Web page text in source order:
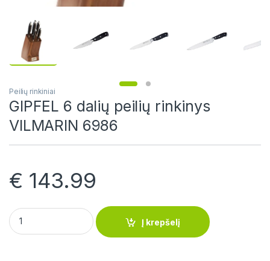
Peilių rinkiniai
GIPFEL 6 dalių peilių rinkinys
VILMARIN 6986
€ 143.99
GIPFEL 6 dalių peilių rinkinys VILMARIN 6986 quantity
Į krepšelį